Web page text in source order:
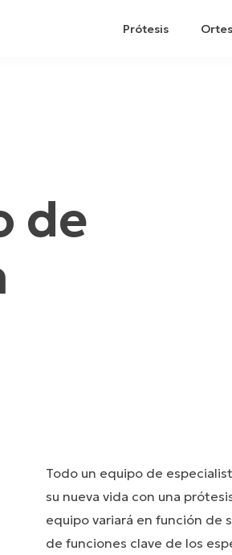
Prótesis
de
Todo un equipo de
su nueva vida con una
equipo variará en función de
de funciones clave de los